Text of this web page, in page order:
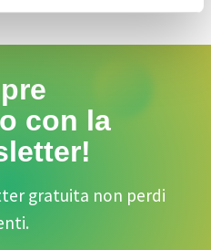
con la
gratuita non perdi